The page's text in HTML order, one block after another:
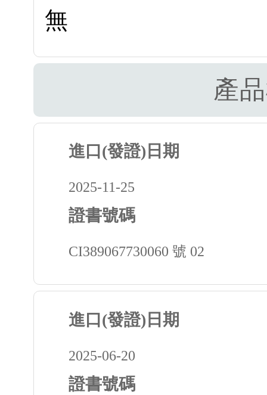
無
產
進口(發證)日期
2025-11-25
證書號碼
CI389067730060 號 02
進口(發證)日期
2025-06-20
證書號碼